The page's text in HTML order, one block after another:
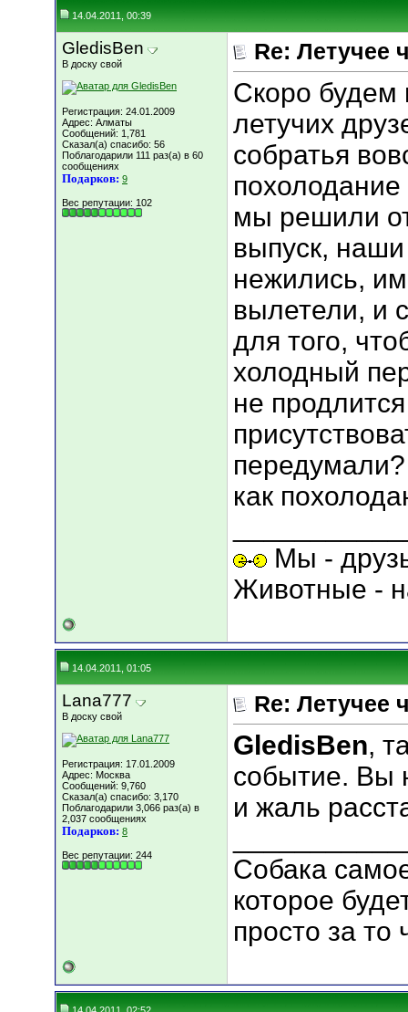
14.04.2011, 00:39
GledisBen
В доску свой
Регистрация: 24.01.2009
Адрес: Алматы
Сообщений: 1,781
Сказал(а) спасибо: 56
Поблагодарили 111 раз(а) в 60
сообщениях
Подарков: 9
Вес репутации: 102
Re: Летучее
Скоро будем
летучих
собратья
мы решили
выпуск,
нежились,
вылетели, и
для того,
холодный
не
как
Мы -
Животные -
14.04.2011, 01:05
Lana777
В доску свой
Регистрация: 17.01.2009
Адрес: Москва
Сообщений: 9,760
Сказал(а) спасибо: 3,170
Поблагодарили 3,066 раз(а) в
2,037 сообщениях
Подарков: 8
Вес репутации: 244
Re: Летучее
GledisBen,
событие. Вы
и жаль
Собака
которое
просто за то